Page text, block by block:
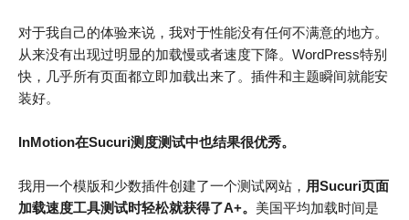
对于我自己的体验来说，我对于性能没有任何不满意的地方。
从来没有出现过明显的加载慢或者速度下降。WordPress特别
快，几乎所有页面都立即加载出来了。插件和主题瞬间就能安
装好。
InMotion在Sucuri测度测试中也结果很优秀。
我用一个模版和少数插件创建了一个测试网站， 用Sucuri页面
加载速度工具测试时轻松就获得了A+。 美国平均加载时间是